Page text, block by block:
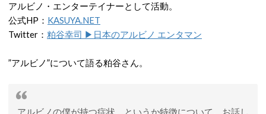
アルビノ・エンターテイナーとして活動。
公式HP： KASUYA.NET
Twitter： 粕谷幸司 ▶日本のアルビノ エンタマン
”アルビノ”について語る粕谷さん。
アルビノの僕が持つ症状、というか特徴について、お話し